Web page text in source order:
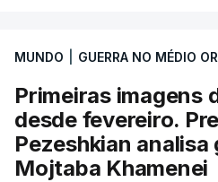
MUNDO GUERRA NO MÉDIO
Primeiras imagens
desde fevereiro.
Pezeshkian analisa
Mojtaba Khamenei